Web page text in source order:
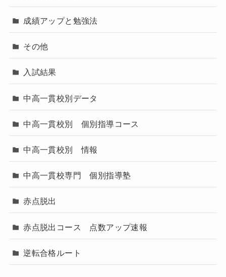
成績アップと勉強法
その他
入試結果
中高一貫校別データ
中高一貫校別 個別指導コース
中高一貫校別 情報
中高一貫校専門 個別指導塾
赤点脱出
赤点脱出コース 点数アップ速報
逆転合格ルート